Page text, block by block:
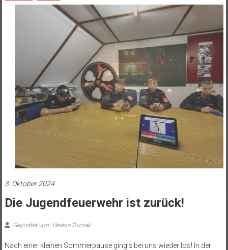
3. Oktober 2024
Die Jugendfeuerwehr ist zurück!
Gepostet von: Verena Dvorak
Nach einer kleinen Sommerpause ging’s bei uns wieder los! In der